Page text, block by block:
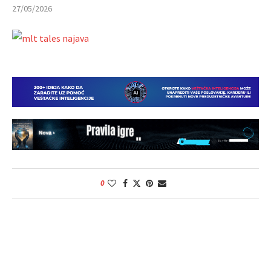
27/05/2026
0